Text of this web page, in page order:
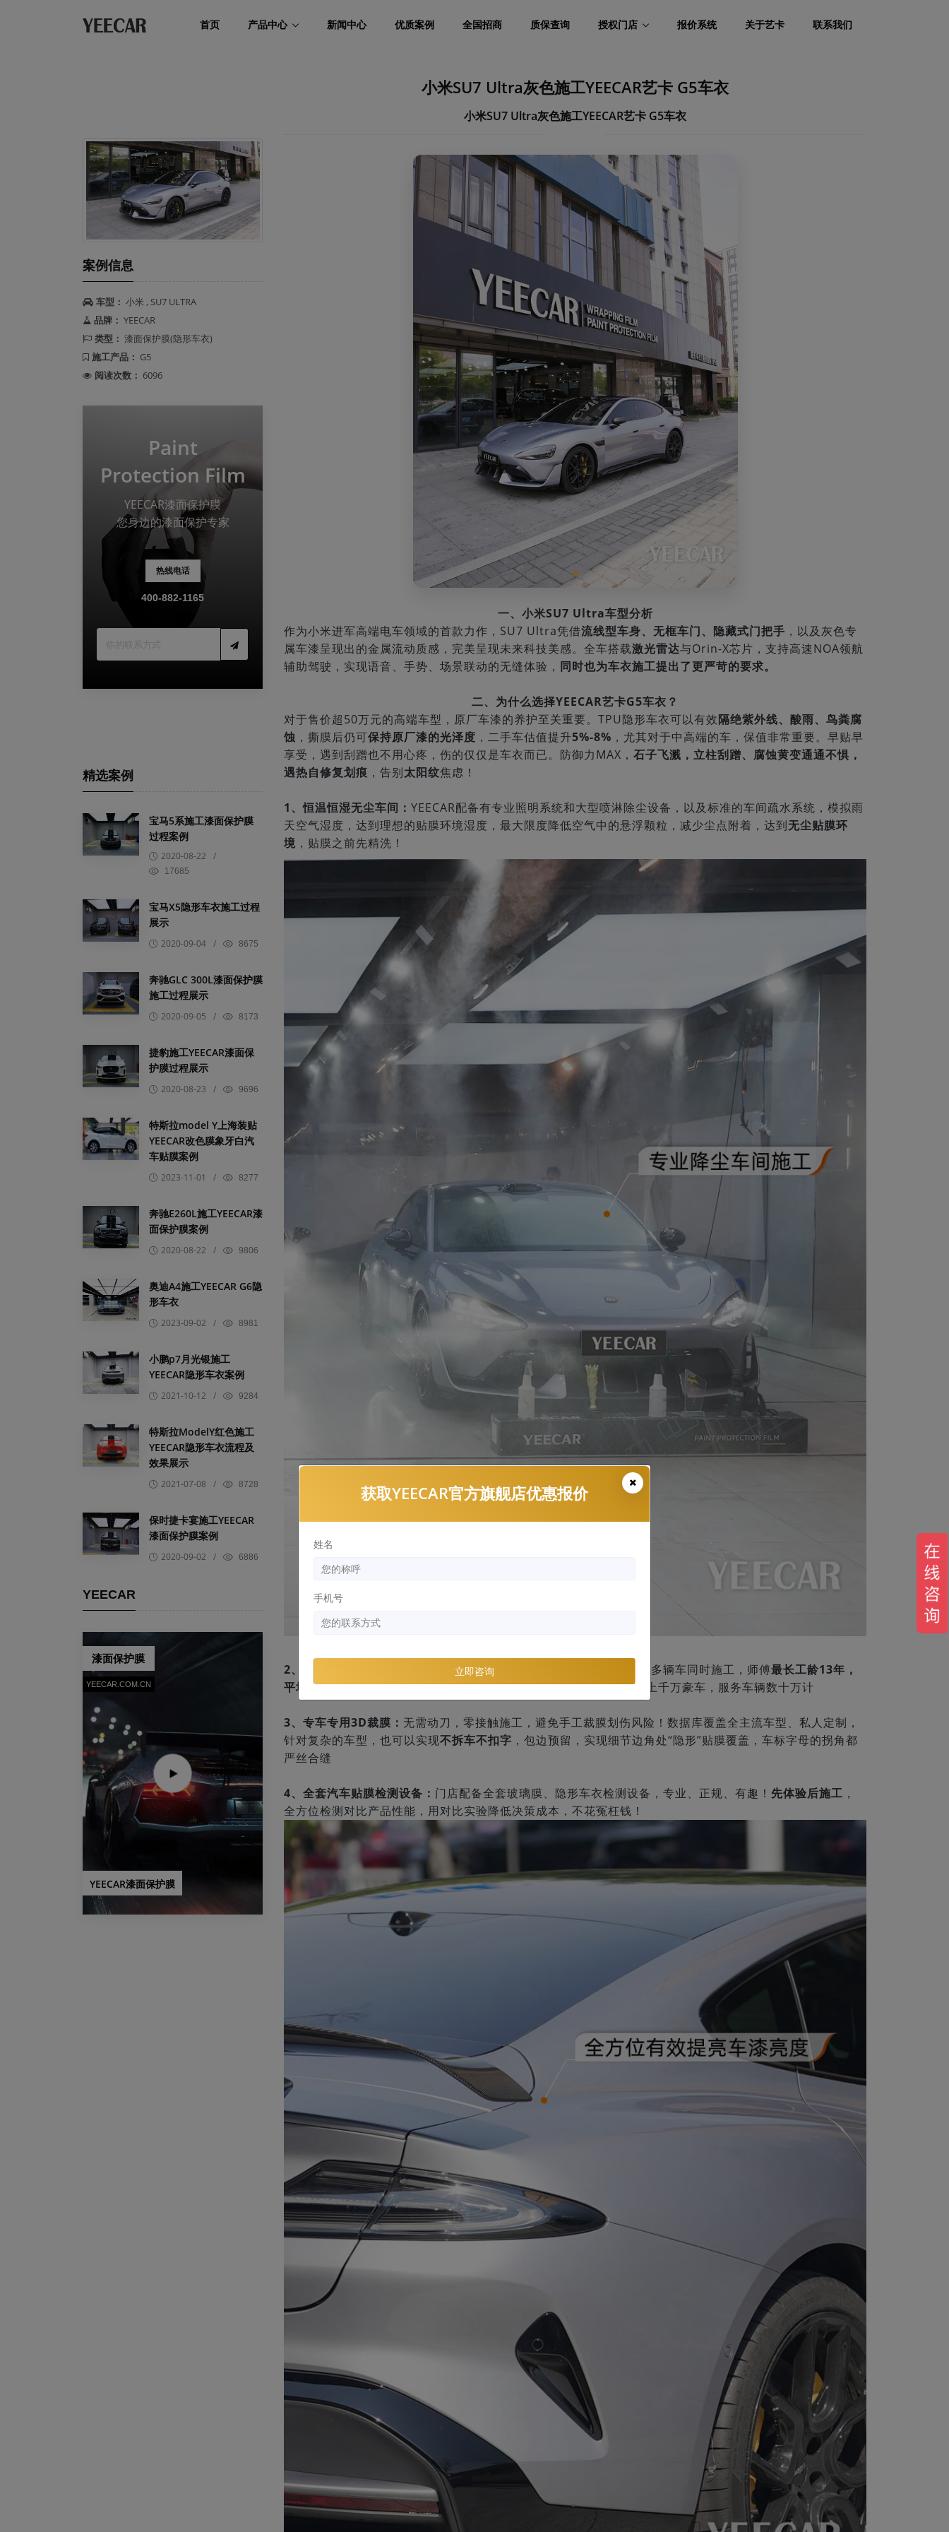
首页 产品中心 新闻中心 优质案例 全国招商 质保查询 授权门店 报价系统 关于艺卡 联系我们
案例信息
车型： 小米 , SU7 ULTRA
品牌： YEECAR
类型： 漆面保护膜(隐形车衣)
施工产品： G5
阅读次数： 6096
Paint
Protection Film
YEECAR漆面保护膜
您身边的漆面保护专家
热线电话
400-882-1165
精选案例
宝马5系施工漆面保护膜
过程案例
2020-08-22 /
17685
宝马X5隐形车衣施工过程
展示
2020-09-04 / 8675
奔驰GLC 300L漆面保护膜
施工过程展示
2020-09-05 / 8173
捷豹施工YEECAR漆面保
护膜过程展示
2020-08-23 / 9696
特斯拉model Y上海装贴
YEECAR改色膜象牙白汽
车贴膜案例
2023-11-01 / 8277
奔驰E260L施工YEECAR漆
面保护膜案例
2020-08-22 / 9806
奥迪A4施工YEECAR G6隐
形车衣
2023-09-02 / 8981
小鹏p7月光银施工
YEECAR隐形车衣案例
2021-10-12 / 9284
特斯拉ModelY红色施工
YEECAR隐形车衣流程及
效果展示
2021-07-08 / 8728
保时捷卡宴施工YEECAR
漆面保护膜案例
2020-09-02 / 6886
YEECAR
漆面保护膜
YEECAR.COM.CN
YEECAR漆面保护膜
小米SU7 Ultra灰色施工YEECAR艺卡 G5车衣
小米SU7 Ultra灰色施工YEECAR艺卡 G5车衣
一、小米SU7 Ultra车型分析
作为小米进军高端电车领域的首款力作，SU7 Ultra凭借流线型车身、无框车门、隐藏式门把手 ，以及灰色专
属车漆呈现出的金属流动质感，完美呈现未来科技美感。全车搭载激光雷达与Orin-X芯片，支持高速NOA领航
辅助驾驶，实现语音、手势、场景联动的无缝体验， 同时也为车衣施工提出了更严苛的要求。
二、为什么选择YEECAR艺卡G5车衣？
对于售价超50万元的高端车型，原厂车漆的养护至关重要。TPU隐形车衣可以有效隔绝紫外线、酸雨、鸟粪腐
蚀 ，撕膜后仍可保持原厂漆的光泽度 ，二手车估值提升5%-8% ，尤其对于中高端的车，保值非常重要。早贴早
享受，遇到刮蹭也不用心疼，伤的仅仅是车衣而已。防御力MAX， 石子飞溅，立柱刮蹭、腐蚀黄变通通不惧，
遇热自修复划痕 ，告别太阳纹焦虑！
1、恒温恒湿无尘车间： YEECAR配备有专业照明系统和大型喷淋除尘设备，以及标准的车间疏水系统，模拟雨
天空气湿度，达到理想的贴膜环境湿度，最大限度降低空气中的悬浮颗粒，减少尘点附着，达到无尘贴膜环
境 ，贴膜之前先精洗！
2、施工环境必须确保干净、明亮、整洁： 并且门店空间大，能够容纳多辆车同时施工，师傅最长工龄13年，
平均工龄9年，对待每一台车都是VIP，从十几万经济型车到上百万、上千万豪车，服务车辆数十万计
3、专车专用3D裁膜： 无需动刀，零接触施工，避免手工裁膜划伤风险！数据库覆盖全主流车型、私人定制，
针对复杂的车型，也可以实现不拆车不扣字 ，包边预留，实现细节边角处“隐形”贴膜覆盖，车标字母的拐角都
严丝合缝
4、全套汽车贴膜检测设备： 门店配备全套玻璃膜、隐形车衣检测设备，专业、正规、有趣！ 先体验后施工 ，
全方位检测对比产品性能，用对比实验降低决策成本，不花冤枉钱！
获取YEECAR官方旗舰店优惠报价
姓名
手机号
立即咨询